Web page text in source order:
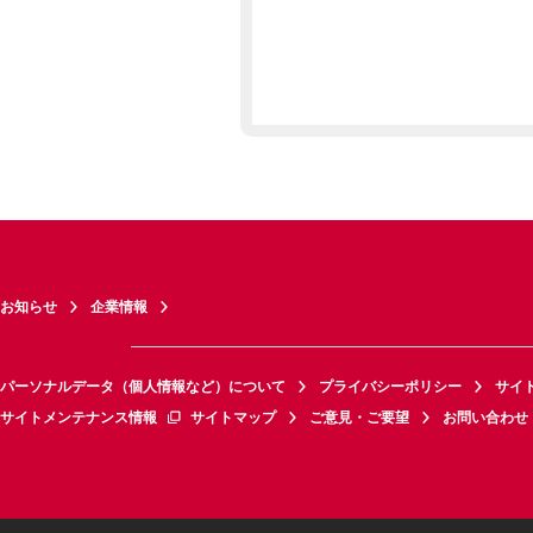
お知らせ 企業情報
パーソナルデータ（個人情報など）について プライバシーポリシー
サイ
サイトメンテナンス情報
サイトマップ ご意見・ご要望 お問い合わせ